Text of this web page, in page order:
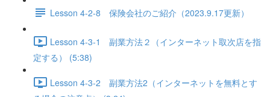
Lesson 4-2-8 保険会社のご紹介（2023.9.17更新）
Lesson 4-3-1 副業方法２（インターネット取次店を指
定する） (5:38)
Lesson 4-3-2 副業方法2（インターネットを無料とす